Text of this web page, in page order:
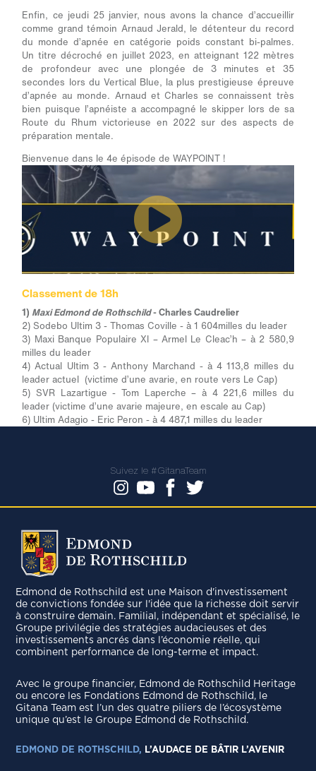
Enfin, ce jeudi 25 janvier, nous avons la chance d’accueillir
comme grand témoin Arnaud Jerald, le détenteur du record
du monde d’apnée en catégorie poids constant bi-palmes.
Un titre décroché en juillet 2023, en atteignant 122 mètres
de profondeur avec une plongée de 3 minutes et 35
secondes lors du Vertical Blue, la plus prestigieuse épreuve
d’apnée au monde. Arnaud et Charles se connaissent très
bien puisque l’apnéiste a accompagné le skipper lors de sa
Route du Rhum victorieuse en 2022 sur des aspects de
préparation mentale.
Bienvenue dans le 4e épisode de WAYPOINT !
Classement de 18h
1) Maxi Edmond de Rothschild- Charles Caudrelier
2) Sodebo Ultim 3 - Thomas Coville - à 1 604milles du leader
3) Maxi Banque Populaire XI – Armel Le Cleac’h – à 2 580,9
milles du leader
4) Actual Ultim 3 - Anthony Marchand - à 4 113,8 milles du
leader actuel (victime d’une avarie, en route vers Le Cap)
5) SVR Lazartigue - Tom Laperche – à 4 221,6 milles du
leader (victime d’une avarie majeure, en escale au Cap)
6) Ultim Adagio - Eric Peron - à 4 487,1 milles du leader
Suivez le #GitanaTeam
Edmond de Rothschild est une Maison d'investissement
de convictions fondée sur l'idée que la richesse doit servir
à construire demain. Familial, indépendant et spécialisé, le
Groupe privilégie des stratégies audacieuses et des
investissements ancrés dans l’économie réelle, qui
combinent performance de long-terme et impact.
Avec le groupe ﬁnancier, Edmond de Rothschild Heritage
ou encore les Fondations Edmond de Rothschild, le
Gitana Team est l’un des quatre piliers de l’écosystème
unique qu’est le Groupe Edmond de Rothschild.
EDMOND DE ROTHSCHILD, L’AUDACE DE BÂTIR L’AVENIR